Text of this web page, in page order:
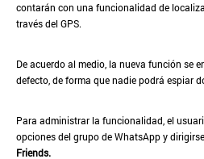
contarán con una funcionalidad de
través del GPS.
De acuerdo al medio, la nueva función se
defecto, de forma que nadie podrá espiar
Para administrar la funcionalidad, el
opciones del grupo de WhatsApp y
Friends.